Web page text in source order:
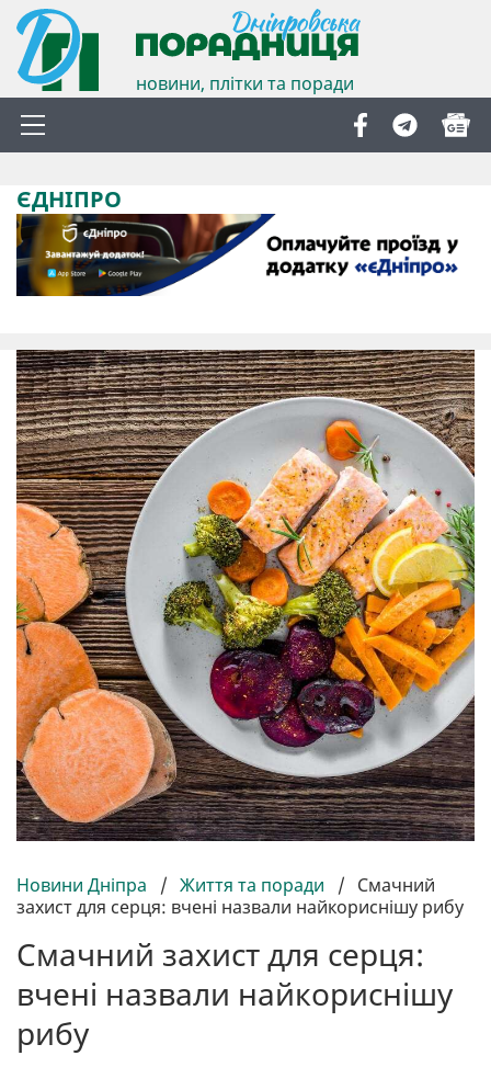
новини, плітки та поради
ЄДНІПРО
Новини Дніпра / Життя та поради / Смачний
захист для серця: вчені назвали найкориснішу рибу
Смачний захист для серця:
вчені назвали найкориснішу
рибу